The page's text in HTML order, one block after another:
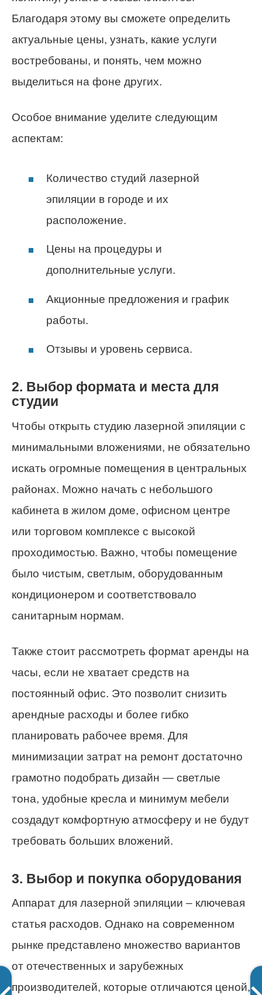
Благодаря этому вы сможете определить
актуальные цены, узнать, какие услуги
востребованы, и понять, чем можно
выделиться на фоне других.
Особое внимание уделите следующим
аспектам:
Количество студий лазерной
эпиляции в городе и их
расположение.
Цены на процедуры и
дополнительные услуги.
Акционные предложения и график
работы.
Отзывы и уровень сервиса.
2. Выбор формата и места для
студии
Чтобы открыть студию лазерной эпиляции с
минимальными вложениями, не обязательно
искать огромные помещения в центральных
районах. Можно начать с небольшого
кабинета в жилом доме, офисном центре
или торговом комплексе с высокой
проходимостью. Важно, чтобы помещение
было чистым, светлым, оборудованным
кондиционером и соответствовало
санитарным нормам.
Также стоит рассмотреть формат аренды на
часы, если не хватает средств на
постоянный офис. Это позволит снизить
арендные расходы и более гибко
планировать рабочее время. Для
минимизации затрат на ремонт достаточно
грамотно подобрать дизайн — светлые
тона, удобные кресла и минимум мебели
создадут комфортную атмосферу и не будут
требовать больших вложений.
3. Выбор и покупка оборудования
Аппарат для лазерной эпиляции – ключевая
статья расходов. Однако на современном
рынке представлено множество вариантов
от отечественных и зарубежных
производителей, которые отличаются ценой,